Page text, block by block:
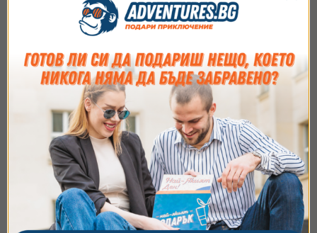
Тайна дестинация. Планинска СПА почивка
за душата и тялото
Съгласие Подробности Относно
Ние използваме бисквитки. Използваме
бисквитки и подобни технологии, за да осигурим
работата на уебсайта, да подобрим
изживяването ви, да анализираме използването
на сайта и да ви показваме персонализирано
съдържание и реклами. Можете да приемете